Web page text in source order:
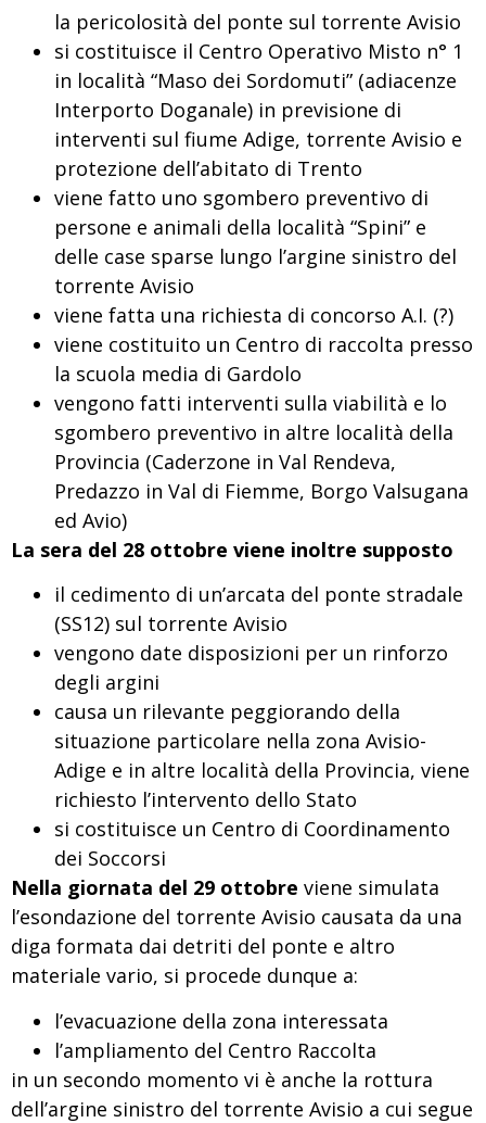
la pericolosità del ponte sul torrente Avisio
si costituisce il Centro Operativo Misto n° 1
in località “Maso dei Sordomuti” (adiacenze
Interporto Doganale) in previsione di
interventi sul fiume Adige, torrente Avisio e
protezione dell’abitato di Trento
viene fatto uno sgombero preventivo di
persone e animali della località “Spini” e
delle case sparse lungo l’argine sinistro del
torrente Avisio
viene fatta una richiesta di concorso A.I. (?)
viene costituito un Centro di raccolta presso
la scuola media di Gardolo
vengono fatti interventi sulla viabilità e lo
sgombero preventivo in altre località della
Provincia (Caderzone in Val Rendeva,
Predazzo in Val di Fiemme, Borgo Valsugana
ed Avio)
La sera del 28 ottobre viene inoltre supposto
il cedimento di un’arcata del ponte stradale
(SS12) sul torrente Avisio
vengono date disposizioni per un rinforzo
degli argini
causa un rilevante peggiorando della
situazione particolare nella zona Avisio-
Adige e in altre località della Provincia, viene
richiesto l’intervento dello Stato
si costituisce un Centro di Coordinamento
dei Soccorsi
Nella giornata del 29 ottobre viene simulata
l’esondazione del torrente Avisio causata da una
diga formata dai detriti del ponte e altro
materiale vario, si procede dunque a:
l’evacuazione della zona interessata
l’ampliamento del Centro Raccolta
in un secondo momento vi è anche la rottura
dell’argine sinistro del torrente Avisio a cui segue